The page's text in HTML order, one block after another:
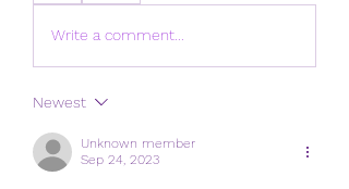
Write a comment...
Newest
Unknown member
Sep 24, 2023